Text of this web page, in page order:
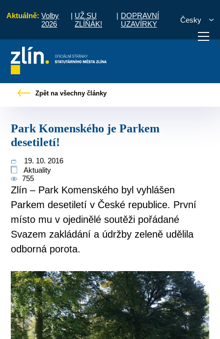
Aktuálně: Volby
2026
| UŽ SU
ZLÍŇÁK!
| DOPRAVNÍ
UZAVÍRKY
Česky
vyřídit Potřebuji zaplatit
Zpět na všechny články
Park Komenského je Parkem
desetiletí!
19. 10. 2016
Aktuality
755
Zlín – Park Komenského byl vyhlášen
Parkem desetiletí v České republice. První
místo mu v ojedinělé soutěži pořádané
Svazem zakládání a údržby zeleně udělila
odborná porota.